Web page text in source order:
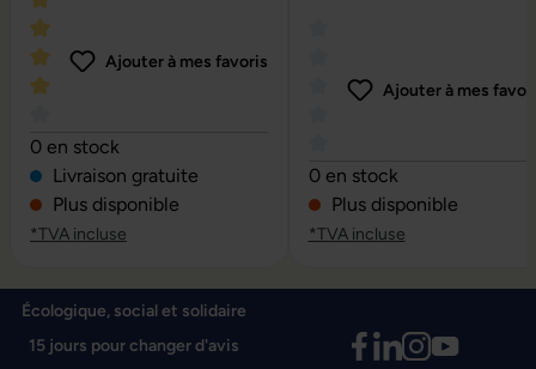
Note moyenne de 4 sur 5 étoiles
Ajouter à mes favoris
0 en stock
Livraison gratuite
Plus disponible
*TVA incluse
Note moyenne de 0 sur 5
Ajouter à mes
0 en stock
Plus disponible
*TVA incluse
Écologique, social et solidaire
15 jours pour changer d'avis